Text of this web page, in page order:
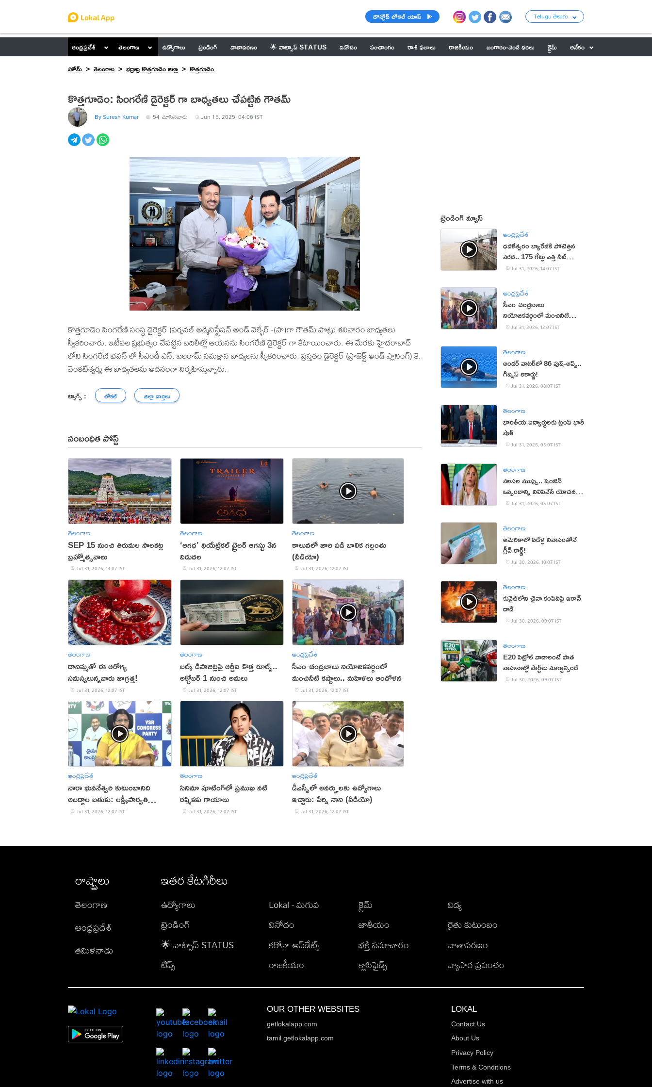
డౌన్లోడ్ లోకల్ యాప్ Telugu తెలుగు
ఆంధ్రప్రదేశ్ తెలంగాణ ఉద్యోగాలు ట్రెండింగ్ వాతావరణం 🌟 వాట్సాప్ STATUS వినోదం పంచాంగం రాశి ఫలాలు రాజకీయం బంగారం-వెండి ధరలు క్రైమ్
అనేకం
హోమ్
తెలంగాణ భద్రాద్రి కొత్తగూడెం జిల్లా కొత్తగూడెం
కొత్తగూడెం: సింగరేణి డైరెక్టర్ గా బాధ్యతలు చేపట్టిన గౌతమ్
By Suresh Kumar 54చూసినవారు Jun 15, 2025, 04:06 IST
కొత్తగూడెం సింగరేణి సంస్థ డైరెక్టర్ (పర్సనల్ అడ్మినిస్ట్రేషన్ అండ్ వెల్ఫేర్ -(పా)గా గౌతమ్ పొట్రు శనివారం బాధ్యతలు
స్వీకరించారు. ఇటీవల ప్రభుత్వం చేపట్టిన బదిలీల్లో ఆయనను సింగరేణి డైరెక్టర్ గా కేటాయించారు. ఈ మేరకు హైదరాబాద్
లోని సింగరేణి భవన్ లో సీఎండీ ఎన్. బలరామ్ సమక్షాన బాధ్యలను స్వీకరించారు. ప్రస్తతం డైరెక్టర్ (ప్రాజెక్ట్ అండ్ ప్లానింగ్) కె.
వెంకటేశ్వర్లు ఈ బాధ్యతలను అదనంగా నిర్వహిస్తున్నారు.
ట్యాగ్స్ : లోకల్ జిల్లా వార్తలు
సంబంధిత పోస్ట్
తెలంగాణ
SEP 15 నుంచి తిరుమల సాలకట్ల
బ్రహ్మోత్సవాలు
Jul 31, 2026, 13:07 IST
తెలంగాణ
‘అగధ’ థియేట్రికల్ ట్రైలర్ ఆగస్టు 3న
విడుదల
Jul 31, 2026, 12:07 IST
తెలంగాణ
కాలువలో జారి పడి బాలిక గల్లంతు
(వీడియో)
Jul 31, 2026, 12:07 IST
తెలంగాణ
దానిమ్మతో ఈ ఆరోగ్య
సమస్యలున్నవారు జాగ్రత్త!
Jul 31, 2026, 12:07 IST
తెలంగాణ
బల్క్ డిపాజిట్లపై ఆర్బీఐ కొత్త రూల్స్..
అక్టోబర్ 1 నుంచి అమలు
Jul 31, 2026, 12:07 IST
ఆంధ్రప్రదేశ్
సీఎం చంద్రబాబు నియోజకవర్గంలో
మంచినీటి కష్టాలు.. మహిళలు ఆందోళన
Jul 31, 2026, 12:07 IST
ఆంధ్రప్రదేశ్
నారా భువనేశ్వరి కుటుంబానిది
అబద్ధాల బతుకు: లక్ష్మీపార్వతి
(వీడియో)
Jul 31, 2026, 12:07 IST
తెలంగాణ
సినిమా షూటింగ్‌లో ప్రముఖ నటి
రష్మికకు గాయాలు
Jul 31, 2026, 12:07 IST
ఆంధ్రప్రదేశ్
డీఎస్సీలో అనర్హులకు ఉద్యోగాలు
ఇచ్చారు: పేర్ని నాని (వీడియో)
Jul 31, 2026, 12:07 IST
ట్రెండింగ్ న్యూస్
ఆంధ్రప్రదేశ్
ధవళేశ్వరం బ్యారేజీకి పోటెత్తిన
వరద.. 175 గేట్లు ఎత్తి నీటి
విడుదల
Jul 31, 2026, 14:07 IST
ఆంధ్రప్రదేశ్
సీఎం చంద్రబాబు
నియోజకవర్గంలో మంచినీటి
కష్టాలు.. మహిళలు ఆందోళన
Jul 31, 2026, 12:07 IST
తెలంగాణ
అండర్ వాటర్‌లో 86 పుష్-అప్స్..
గిన్నిస్ రికార్డు!
Jul 31, 2026, 08:07 IST
తెలంగాణ
భారతీయ విద్యార్థులకు ట్రంప్ భారీ
షాక్
Jul 31, 2026, 05:07 IST
తెలంగాణ
వలసల ముప్పు.. షెంజెన్
ఒప్పందాన్ని నిలిపివేసే యోచనలో
ఇటలీ ప్రధాని
Jul 31, 2026, 05:07 IST
తెలంగాణ
అమెరికాలో ఏడేళ్ల నివాసంతోనే
గ్రీన్ కార్డ్!
Jul 30, 2026, 10:07 IST
తెలంగాణ
కువైట్‌లోని చైనా కంపెనీపై ఇరాన్
దాడి
Jul 30, 2026, 09:07 IST
తెలంగాణ
E20 పెట్రోల్ వాడాలంటే పాత
వాహనాల్లో పార్ట్‌లు మార్చాల్సిందే
Jul 30, 2026, 09:07 IST
రాష్ట్రాలు
తెలంగాణ
ఆంధ్రప్రదేశ్
తమిళనాడు
ఇతర కేటగిరీలు
ఉద్యోగాలు
ట్రెండింగ్
🌟 వాట్సాప్ STATUS
టిప్స్
Lokal - మగువ
వినోదం
కరోనా అప్‌డేట్స్
రాజకీయం
క్రైమ్
జాతీయం
భక్తి సమాచారం
క్లాసిఫైడ్స్
విద్య
రైతు కుటుంబం
వాతావరణం
వ్యాపార ప్రపంచం
OUR OTHER WEBSITES
getlokalapp.com
tamil.getlokalapp.com
LOKAL
Contact Us
About Us
Privacy Policy
Terms & Conditions
Advertise with us